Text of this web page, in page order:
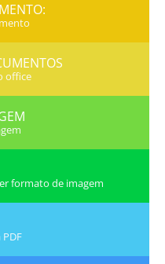
office
formato de imagem